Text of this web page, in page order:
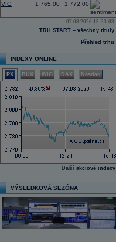
VIG 1 765,00 1 772,00
07.08.2026 15:33:03
TRH START – všechny tituly
Přehled trhu
INDEXY ONLINE
PX BUX WIG DAX Nasdaq
Další akciové indexy
VÝSLEDKOVÁ SEZÓNA